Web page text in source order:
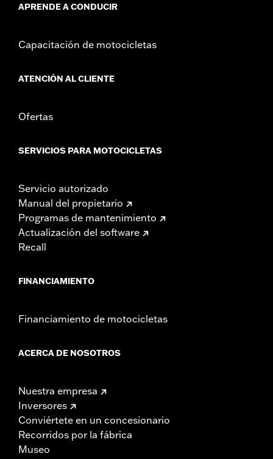
APRENDE A CONDUCIR
Capacitación de motocicletas
ATENCIÓN AL CLIENTE
Ofertas
SERVICIOS PARA MOTOCICLETAS
Servicio autorizado
Manual del propietario
Programas de mantenimiento
Actualización del software
Recall
FINANCIAMIENTO
Financiamiento de motocicletas
ACERCA DE NOSOTROS
Nuestra empresa
Inversores
Conviértete en un concesionario
Recorridos por la fábrica
Museo